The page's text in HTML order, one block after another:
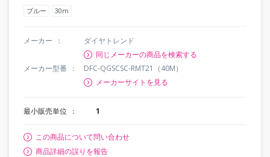
ブルー 30m
メーカー
ダイヤトレンド
同じメーカーの商品を検索する
メーカー型番
DFC-QGSCSC-RMT21（40M）
メーカーサイトを見る
最小販売単位 1
この商品について問い合わせ
商品詳細の誤りを報告